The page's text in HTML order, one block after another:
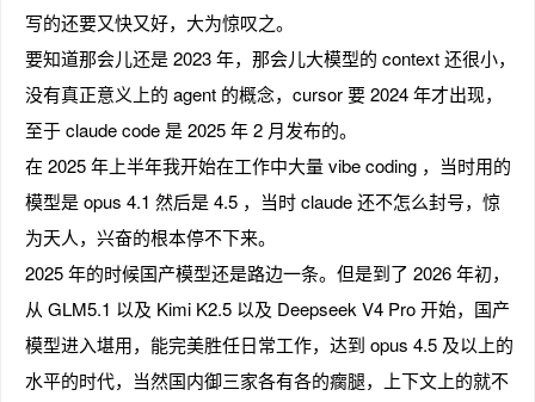
写的还要又快又好，大为惊叹之。
要知道那会儿还是 2023 年，那会儿大模型的 context 还很小，
没有真正意义上的 agent 的概念，cursor 要 2024 年才出现，
至于 claude code 是 2025 年 2 月发布的。
在 2025 年上半年我开始在工作中大量 vibe coding ，当时用的
模型是 opus 4.1 然后是 4.5 ，当时 claude 还不怎么封号，惊
为天人，兴奋的根本停不下来。
2025 年的时候国产模型还是路边一条。但是到了 2026 年初，
从 GLM5.1 以及 Kimi K2.5 以及 Deepseek V4 Pro 开始，国产
模型进入堪用，能完美胜任日常工作，达到 opus 4.5 及以上的
水平的时代，当然国内御三家各有各的瘸腿，上下文上的就不